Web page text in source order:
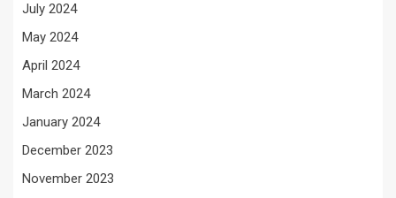
July 2024
May 2024
April 2024
March 2024
January 2024
December 2023
November 2023